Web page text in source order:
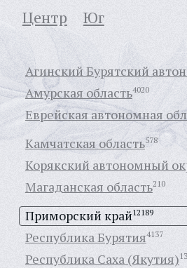
Центр
Юг
Агинский Бурятский
Амурская область4020
Еврейская автономная
Камчатская область578
Корякский автономный
Магаданская область210
Приморский край12189
Республика Бурятия4137
Республика Саха (Якутия)